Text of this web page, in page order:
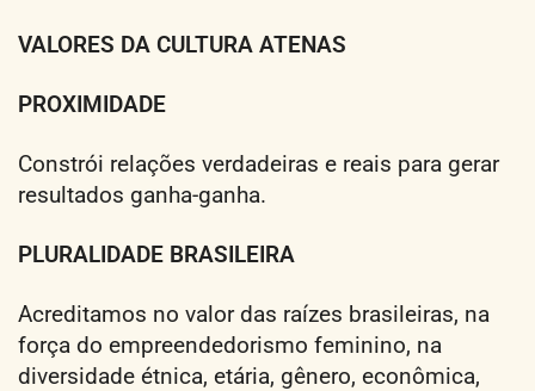
VALORES DA CULTURA ATENAS
PROXIMIDADE
Constrói relações verdadeiras e reais para gerar
resultados ganha-ganha.
PLURALIDADE BRASILEIRA
Acreditamos no valor das raízes brasileiras, na
força do empreendedorismo feminino, na
diversidade étnica, etária, gênero, econômica,